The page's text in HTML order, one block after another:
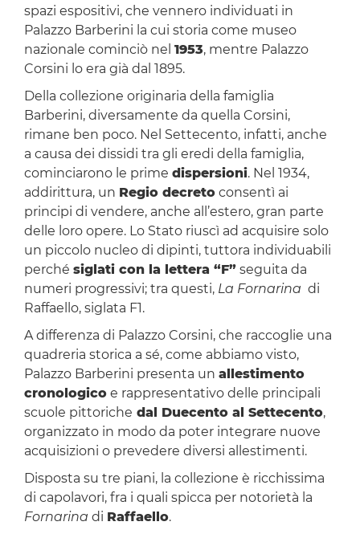
spazi espositivi, che vennero individuati in
Palazzo Barberini la cui storia come museo
nazionale cominciò nel 1953, mentre Palazzo
Corsini lo era già dal 1895.
Della collezione originaria della famiglia
Barberini, diversamente da quella Corsini,
rimane ben poco. Nel Settecento, infatti, anche
a causa dei dissidi tra gli eredi della famiglia,
cominciarono le prime dispersioni. Nel 1934,
addirittura, un Regio decretoconsentì ai
principi di vendere, anche all’estero, gran parte
delle loro opere. Lo Stato riuscì ad acquisire solo
un piccolo nucleo di dipinti, tuttora individuabili
perché siglati con la lettera “F”seguita da
numeri progressivi; tra questi, La Fornarina di
Raffaello, siglata F1.
A differenza di Palazzo Corsini, che raccoglie una
quadreria storica a sé, come abbiamo visto,
Palazzo Barberini presenta un allestimento
cronologicoe rappresentativo delle principali
scuole pittoriche dal Duecento al Settecento,
organizzato in modo da poter integrare nuove
acquisizioni o prevedere diversi allestimenti.
Disposta su tre piani, la collezione è ricchissima
di capolavori, fra i quali spicca per notorietà la
Fornarina di Raffaello.